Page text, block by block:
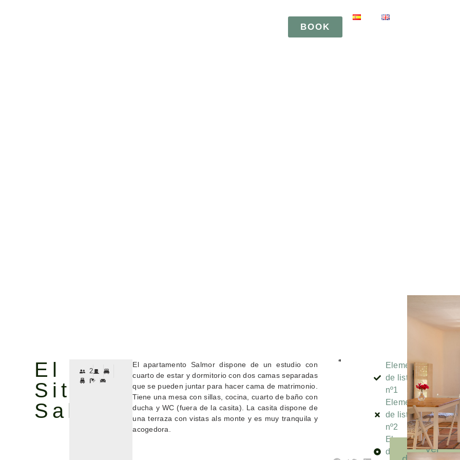
BOOK
El
Sitio:
Salmor
2
El apartamento Salmor dispone de un estudio con
cuarto de estar y dormitorio con dos camas separadas
que se pueden juntar para hacer cama de matrimonio.
Tiene una mesa con sillas, cocina, cuarto de baño con
ducha y WC (fuera de la casita). La casita dispone de
una terraza con vistas als monte y es muy tranquila y
acogedora.
Elemento
de lista
nº1
Elemento
de lista
nº2
Elemento
de lista
Ver